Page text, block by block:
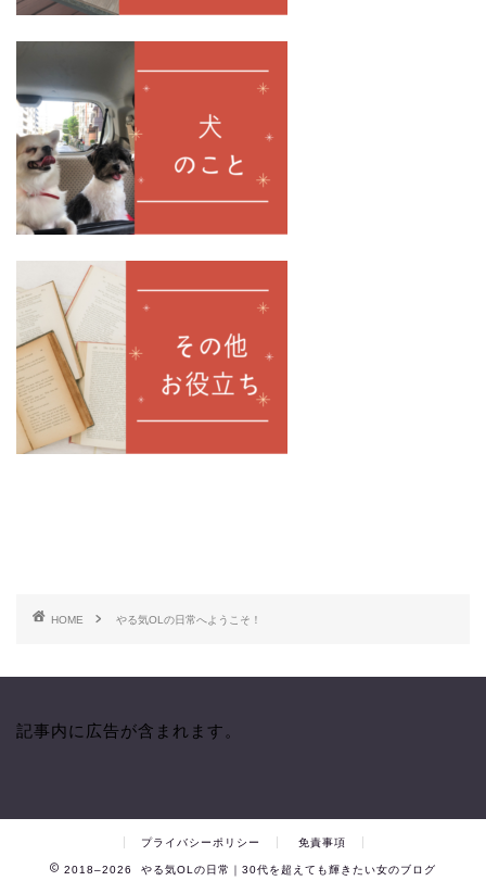
HOME やる気OLの日常へようこそ！
記事内に広告が含まれます。
プライバシーポリシー 免責事項
2018–2026 やる気OLの日常｜30代を超えても輝きたい女のブログ